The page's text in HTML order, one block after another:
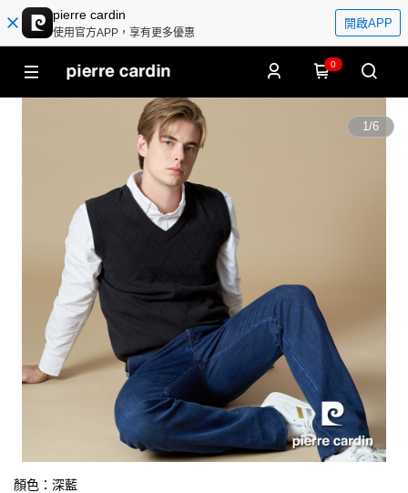
pierre cardin
使用官方APP，享有更多優惠
開啟APP
0
1/6
顏色：深藍